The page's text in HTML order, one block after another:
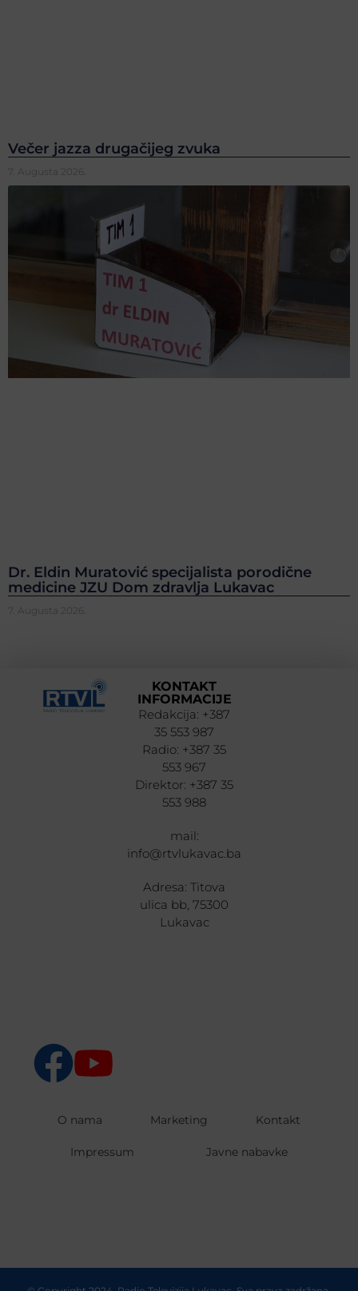
Večer jazza drugačijeg zvuka
7. Augusta 2026.
Dr. Eldin Muratović specijalista porodične
medicine JZU Dom zdravlja Lukavac
7. Augusta 2026.
KONTAKT
INFORMACIJE
Redakcija: +387
35 553 987
Radio: +387 35
553 967
Direktor: +387 35
553 988
mail:
info@rtvlukavac.ba
Adresa: Titova
ulica bb, 75300
Lukavac
O nama Marketing Kontakt
Impressum Javne nabavke